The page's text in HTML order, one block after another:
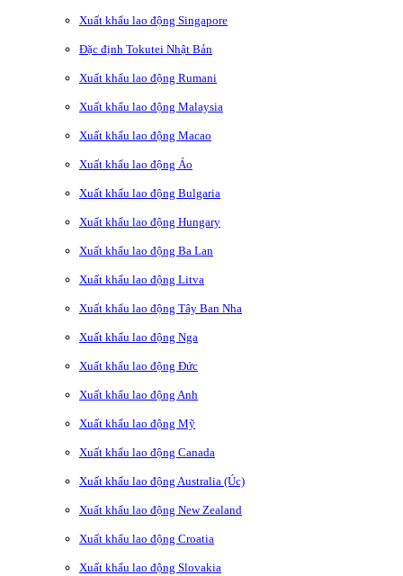
Xuất khẩu lao động Singapore
Đặc định Tokutei Nhật Bản
Xuất khẩu lao động Rumani
Xuất khẩu lao động Malaysia
Xuất khẩu lao động Macao
Xuất khẩu lao động Áo
Xuất khẩu lao động Bulgaria
Xuất khẩu lao động Hungary
Xuất khẩu lao động Ba Lan
Xuất khẩu lao động Litva
Xuất khẩu lao động Tây Ban Nha
Xuất khẩu lao động Nga
Xuất khẩu lao động Đức
Xuất khẩu lao động Anh
Xuất khẩu lao động Mỹ
Xuất khẩu lao động Canada
Xuất khẩu lao động Australia (Úc)
Xuất khẩu lao động New Zealand
Xuất khẩu lao động Croatia
Xuất khẩu lao động Slovakia